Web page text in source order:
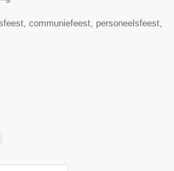
communiefeest, personeelsfeest,